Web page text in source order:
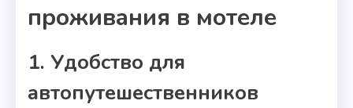
проживания в мотеле
1. Удобство для
автопутешественников